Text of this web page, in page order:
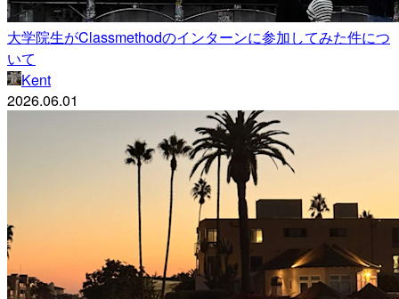
大学院生がClassmethodのインターンに参加してみた件につ
いて
Kent
2026.06.01